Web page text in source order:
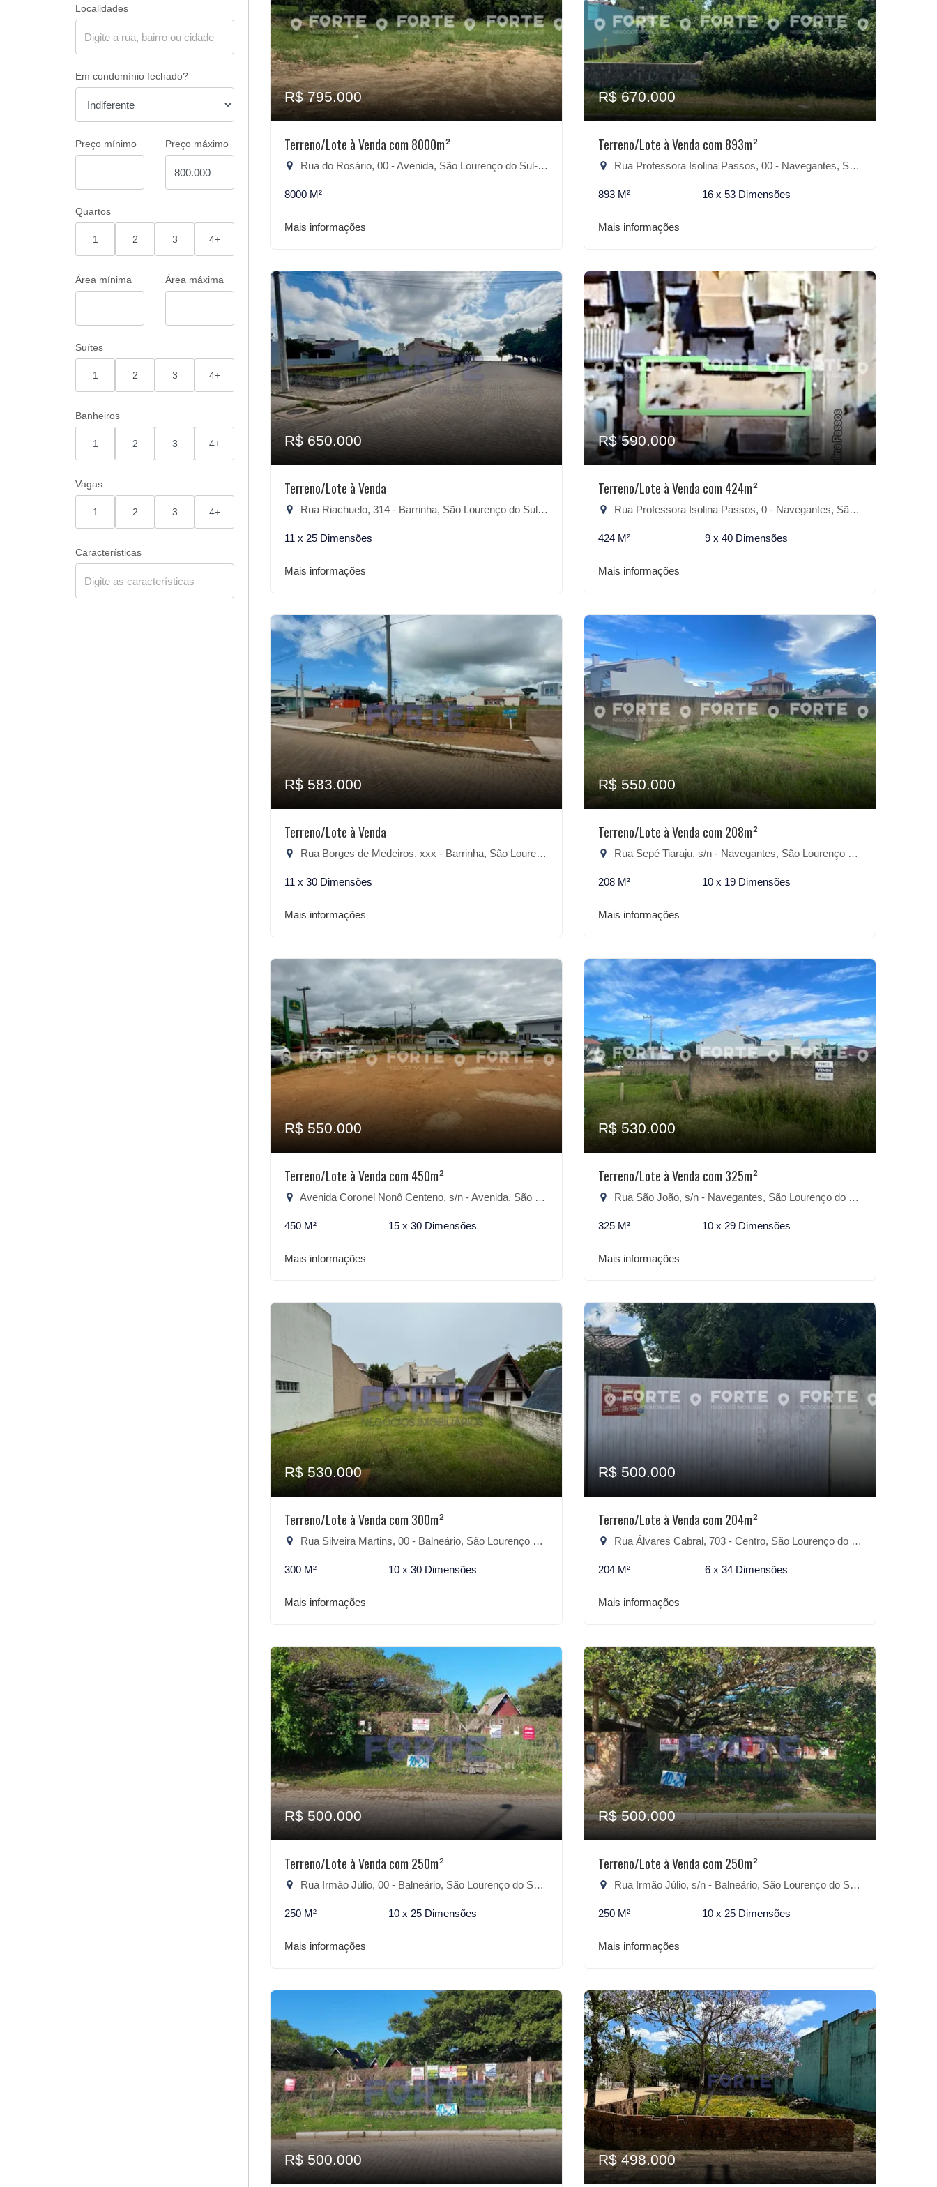
Localidades
Em condomínio fechado?
Preço mínimo Preço máximo
Quartos
1 2 3 4+
Área mínima Área máxima
Suítes
1 2 3 4+
Banheiros
1 2 3 4+
Vagas
1 2 3 4+
Características
R$ 795.000
Terreno/Lote à Venda com 8000m²
Rua do Rosário, 00 - Avenida, São Lourenço do Sul-RS
8000 M²
Mais informações
R$ 670.000
Terreno/Lote à Venda com 893m²
Rua Professora Isolina Passos, 00 - Navegantes, São Lourenço do Sul-RS
893 M² 16 x 53 Dimensões
Mais informações
R$ 650.000
Terreno/Lote à Venda
Rua Riachuelo, 314 - Barrinha, São Lourenço do Sul-RS
11 x 25 Dimensões
Mais informações
R$ 590.000
Terreno/Lote à Venda com 424m²
Rua Professora Isolina Passos, 0 - Navegantes, São Lourenço do Sul-RS
424 M² 9 x 40 Dimensões
Mais informações
R$ 583.000
Terreno/Lote à Venda
Rua Borges de Medeiros, xxx - Barrinha, São Lourenço do Sul-RS
11 x 30 Dimensões
Mais informações
R$ 550.000
Terreno/Lote à Venda com 208m²
Rua Sepé Tiaraju, s/n - Navegantes, São Lourenço do Sul-RS
208 M² 10 x 19 Dimensões
Mais informações
R$ 550.000
Terreno/Lote à Venda com 450m²
Avenida Coronel Nonô Centeno, s/n - Avenida, São Lourenço do Sul-RS
450 M² 15 x 30 Dimensões
Mais informações
R$ 530.000
Terreno/Lote à Venda com 325m²
Rua São João, s/n - Navegantes, São Lourenço do Sul-RS
325 M² 10 x 29 Dimensões
Mais informações
R$ 530.000
Terreno/Lote à Venda com 300m²
Rua Silveira Martins, 00 - Balneário, São Lourenço do Sul-RS
300 M² 10 x 30 Dimensões
Mais informações
R$ 500.000
Terreno/Lote à Venda com 204m²
Rua Álvares Cabral, 703 - Centro, São Lourenço do Sul-RS
204 M² 6 x 34 Dimensões
Mais informações
R$ 500.000
Terreno/Lote à Venda com 250m²
Rua Irmão Júlio, 00 - Balneário, São Lourenço do Sul-RS
250 M² 10 x 25 Dimensões
Mais informações
R$ 500.000
Terreno/Lote à Venda com 250m²
Rua Irmão Júlio, s/n - Balneário, São Lourenço do Sul-RS
250 M² 10 x 25 Dimensões
Mais informações
R$ 500.000 R$ 498.000